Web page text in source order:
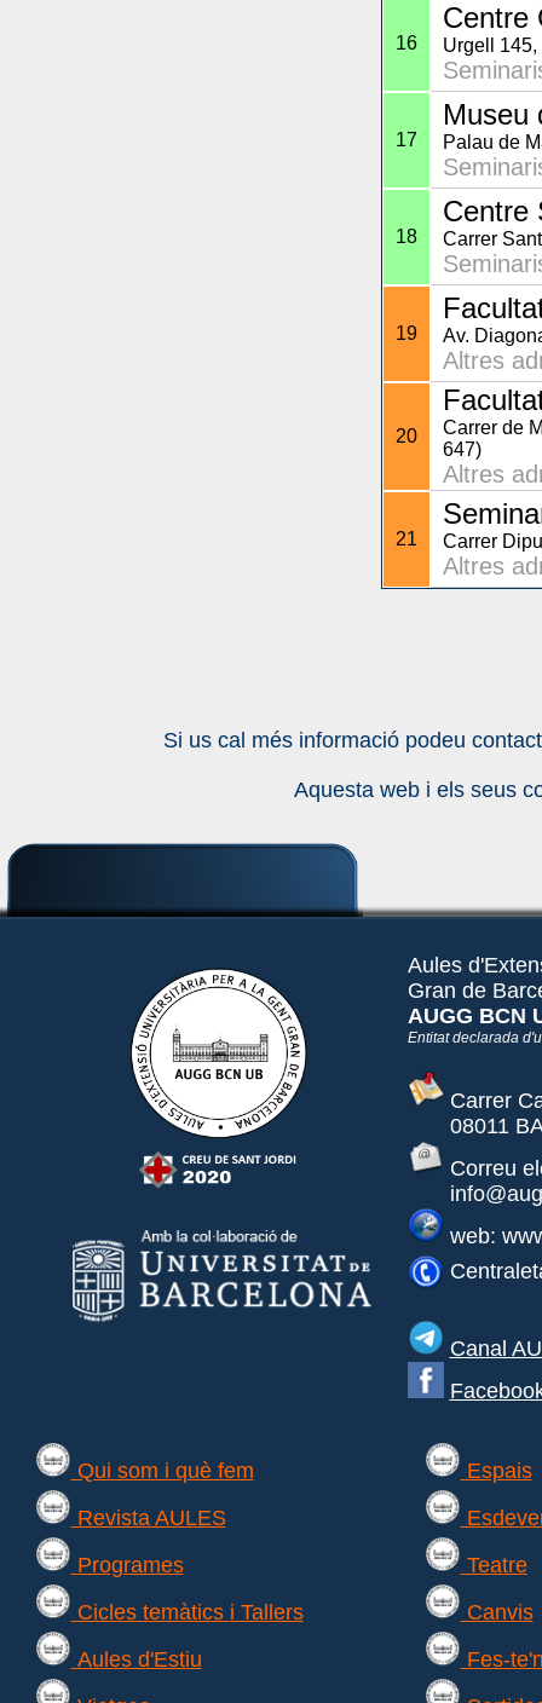
16
Centre
Urgell
17
Museu
Palau de
18
Centre
Carrer
19 Av.
Altres
20
Carrer de
647)
Altres
21 Carrer
Altres
Si us cal més informació podeu
Aquesta web i els seus
Aules
Gran de
AUGG BCN
Entitat declarada
Carrer
08011
Correu
web:
Canal
Qui som i què fem
Espais
Revista AULES
Programes
Teatre
Cicles temàtics i Tallers
Canvis
Aules d'Estiu
Fes-